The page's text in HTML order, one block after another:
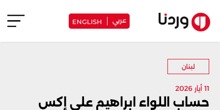
عربي ENGLISH
لبنان
11 أيار 2026
حساب اللواء ابراهيم على إكس